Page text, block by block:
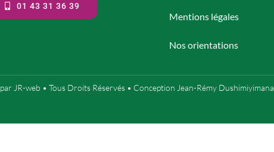
01 43 31 36 39
Mentions légales
Nos orientations
par JR-web • Tous Droits Réservés • Conception Jean-Rémy Dushimiyimana